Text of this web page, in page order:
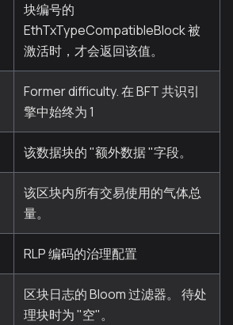
块编号的
EthTxTypeCompatibleBlock 被
激活时，才会返回该值。
Former difficulty. 在 BFT 共识引
擎中始终为 1
该数据块的 "额外数据 "字段。
该区块内所有交易使用的气体总
量。
RLP 编码的治理配置
区块日志的 Bloom 过滤器。 待处
理块时为 "空"。